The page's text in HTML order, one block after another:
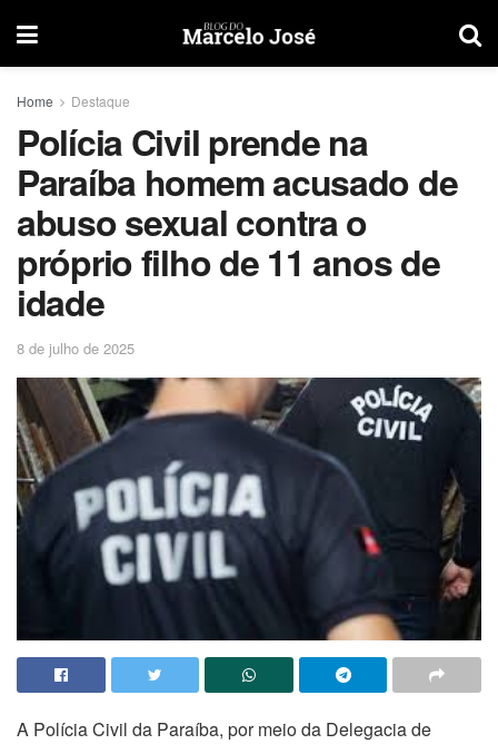
Home Destaque
Polícia Civil prende na
Paraíba homem acusado de
abuso sexual contra o
próprio filho de 11 anos de
idade
8 de julho de 2025
A Polícia Civil da Paraíba, por meio da Delegacia de